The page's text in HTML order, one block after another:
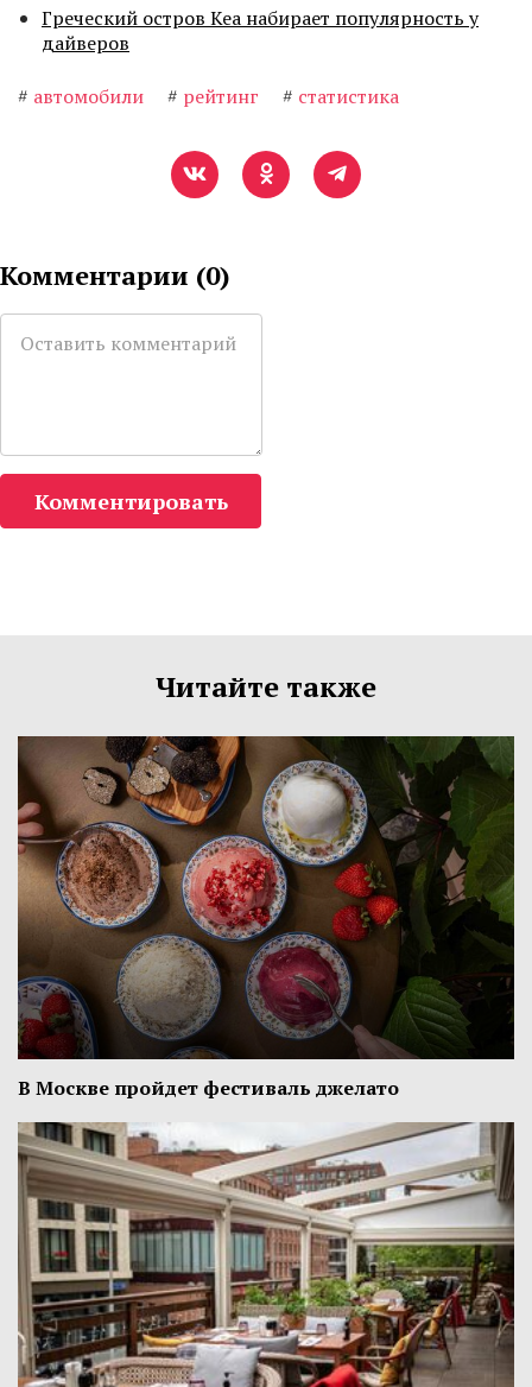
Греческий остров Кеа набирает популярность у
дайверов
# автомобили # рейтинг # статистика
Комментарии (0)
Комментировать
Читайте также
В Москве пройдет фестиваль джелато